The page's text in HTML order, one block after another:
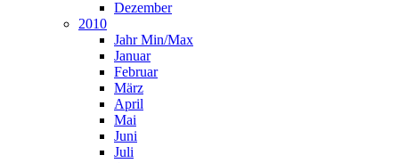
Dezember
2010
Jahr Min/Max
Januar
Februar
März
April
Mai
Juni
Juli